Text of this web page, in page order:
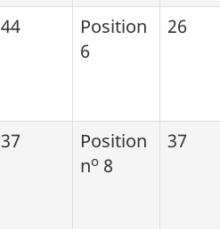
44
Position
6
26
37
Position
no 8
37